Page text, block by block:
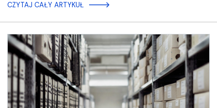
CZYTAJ CAŁY ARTYKUŁ